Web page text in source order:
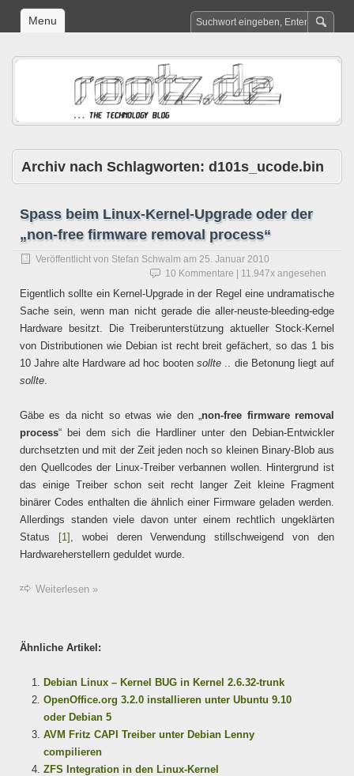
Menu
Archiv nach Schlagworten: d101s_ucode.bin
Spass beim Linux-Kernel-Upgrade oder der
„non-free firmware removal process“
Veröffentlicht von Stefan Schwalm am 25. Januar 2010
10 Kommentare | 11.947x angesehen
Eigentlich sollte ein Kernel-Upgrade in der Regel eine undramatische
Sache sein, wenn man nicht gerade die aller-neuste-bleeding-edge
Hardware besitzt. Die Treiberunterstützung aktueller Stock-Kernel
von Distributionen wie Debian ist recht breit gefächert, so das 1 bis
10 Jahre alte Hardware ad hoc bootensollte .. die Betonung liegt auf
sollte
Gäbe es da nicht so etwas wie den „ non-free firmware removal
process“ bei dem sich die Hardliner unter den Debian-Entwickler
durchsetzten und mit der Zeit jeden noch so kleinen Binary-Blob aus
den Quellcodes der Linux-Treiber verbannen wollen. Hintergrund ist
das einige Treiber schon seit recht langer Zeit kleine Fragment
binärer Codes enthalten die ähnlich einer Firmware geladen werden.
Allerdings standen viele davon unter einem rechtlich ungeklärten
Status [1] , wobei deren Verwendung stillschweigend von den
Hardwareherstellern geduldet wurde.
Weiterlesen »
Ähnliche Artikel:
Debian Linux – Kernel BUG in Kernel 2.6.32-trunk
OpenOffice.org 3.2.0 installieren unter Ubuntu 9.10
oder Debian 5
AVM Fritz CAPI Treiber unter Debian Lenny
compilieren
ZFS Integration in den Linux-Kernel